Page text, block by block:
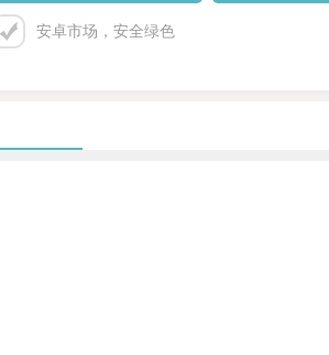
安卓市场，安全绿色